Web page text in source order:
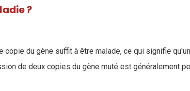
?
copie du gène suffit à être malade, ce qui signifie
de deux copies du gène muté est généralement